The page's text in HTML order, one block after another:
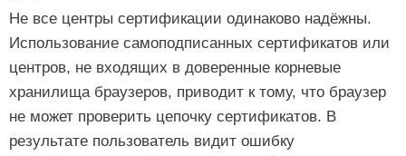
Не все центры сертификации одинаково надёжны.
Использование самоподписанных сертификатов или
центров, не входящих в доверенные корневые
хранилища браузеров, приводит к тому, что браузер
не может проверить цепочку сертификатов. В
результате пользователь видит ошибку